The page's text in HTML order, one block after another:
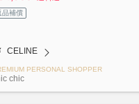
品補償
CELINE
PERSONAL SHOPPER
chic